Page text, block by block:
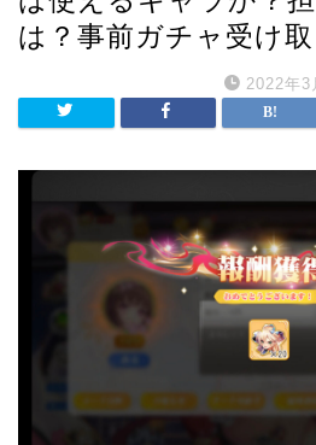
は？事前ガチャ受け取
2022年3